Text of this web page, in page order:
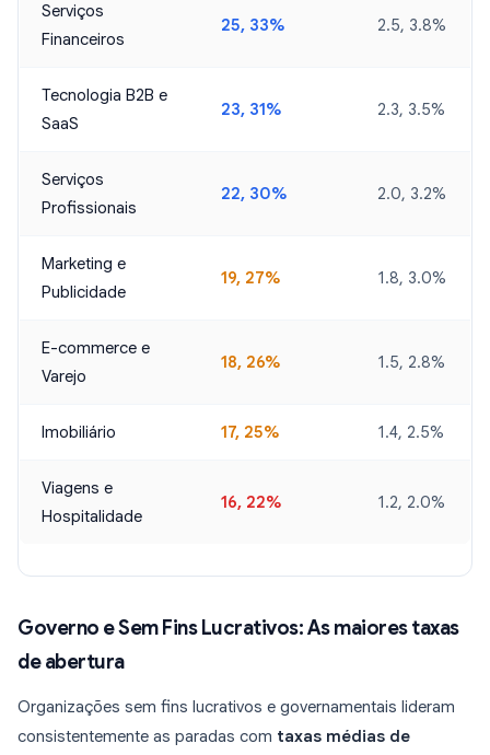
Serviços
Financeiros
25, 33% 2.5, 3.8%
Tecnologia B2B e
SaaS
23, 31% 2.3, 3.5%
Serviços
Profissionais
22, 30% 2.0, 3.2%
Marketing e
Publicidade
19, 27% 1.8, 3.0%
E-commerce e
Varejo
18, 26% 1.5, 2.8%
Imobiliário 17, 25% 1.4, 2.5%
Viagens e
Hospitalidade
16, 22% 1.2, 2.0%
Governo e Sem Fins Lucrativos: As maiores taxas
de abertura
Organizações sem fins lucrativos e governamentais lideram
consistentemente as paradas com taxas médias de